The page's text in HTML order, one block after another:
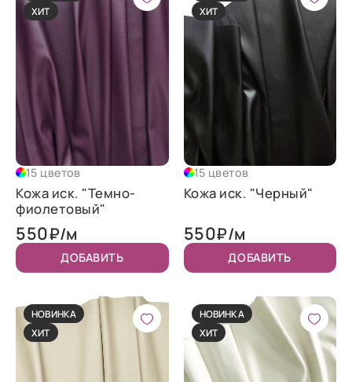
ХИТ
15 цветов
Кожа иск. "Темно-
фиолетовый"
550₽/м
ДОБАВИТЬ
ХИТ
15 цветов
Кожа иск. "Черный"
550₽/м
ДОБАВИТЬ
НОВИНКА
ХИТ
НОВИНКА
ХИТ